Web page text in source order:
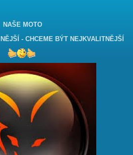
NAŠE MOTO
- CHCEME BÝT NEJKVALITNĚJŠÍ